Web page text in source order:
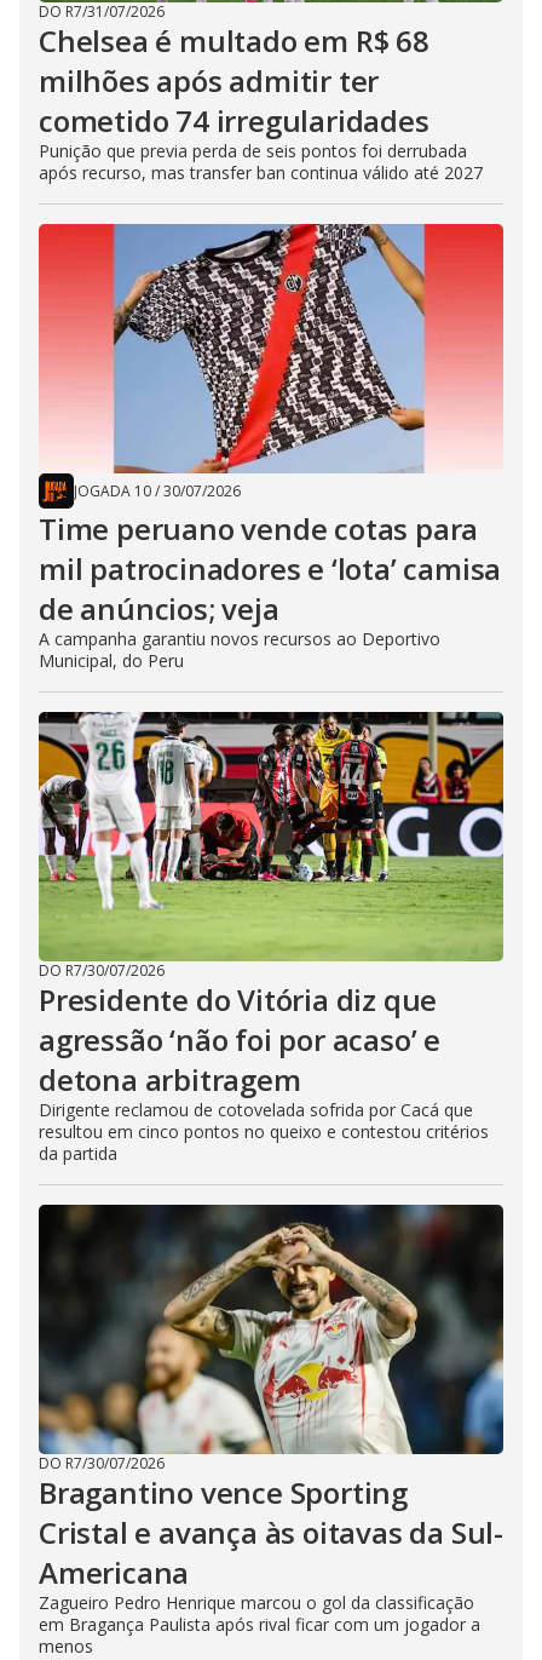
DO R7/31/07/2026
Chelsea é multado em R$ 68
milhões após admitir ter
cometido 74 irregularidades
Punição que previa perda de seis pontos foi derrubada
após recurso, mas transfer ban continua válido até 2027
JOGADA 10/30/07/2026
Time peruano vende cotas para
mil patrocinadores e ‘lota’ camisa
de anúncios; veja
A campanha garantiu novos recursos ao Deportivo
Municipal, do Peru
DO R7/30/07/2026
Presidente do Vitória diz que
agressão ‘não foi por acaso’ e
detona arbitragem
Dirigente reclamou de cotovelada sofrida por Cacá que
resultou em cinco pontos no queixo e contestou critérios
da partida
DO R7/30/07/2026
Bragantino vence Sporting
Cristal e avança às oitavas da Sul-
Americana
Zagueiro Pedro Henrique marcou o gol da classificação
em Bragança Paulista após rival ficar com um jogador a
menos